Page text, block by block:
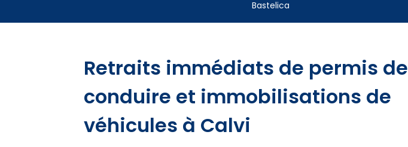
Bastelica
Retraits immédiats de permis de
conduire et immobilisations de
véhicules à Calvi